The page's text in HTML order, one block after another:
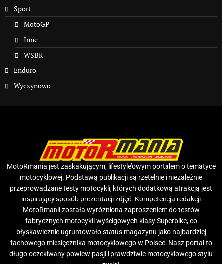
Sport
MotoGP
Inne
WSBK
Enduro
Wyczynowo
MotoRmania jest zaskakującym, lifestyle’owym portalem o tematyce
motocyklowej. Podstawą publikacji są rzetelnie i niezależnie
przeprowadzane testy motocykli, których dodatkową atrakcją jest
inspirujący sposób prezentacji zdjęć. Kompetencja redakcji
MotoRmanii została wyróżniona zaproszeniem do testów
fabrycznych motocykli wyścigowych klasy Superbike, co
błyskawicznie ugruntowało status magazynu jako najbardziej
fachowego miesięcznika motocyklowego w Polsce. Nasz portal to
długo oczekiwany powiew pasji i prawdziwie motocyklowego stylu